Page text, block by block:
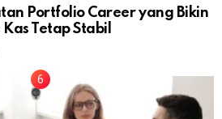
Portfolio Career yang Bikin
Kas Tetap Stabil